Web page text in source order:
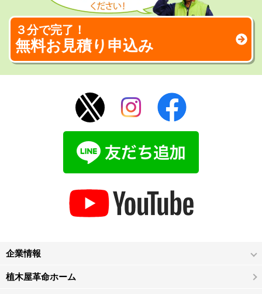
３分で完了！
無料お見積り申込み
企業情報
植木屋革命ホーム